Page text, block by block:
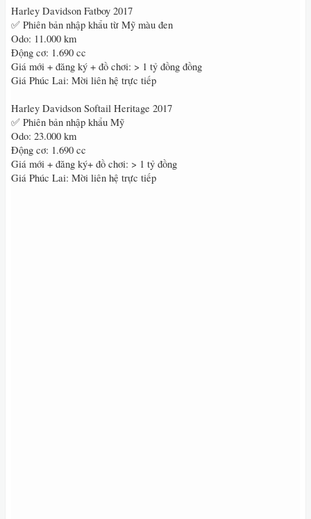
Harley Davidson Fatboy 2017
✅ Phiên bản nhập khẩu từ Mỹ màu đen
Odo: 11.000 km
Động cơ: 1.690 cc
Giá mới + đăng ký + đồ chơi: > 1 tỷ đồng đồng
Giá Phúc Lai: Mời liên hệ trực tiếp
Harley Davidson Softail Heritage 2017
✅ Phiên bản nhập khẩu Mỹ
Odo: 23.000 km
Động cơ: 1.690 cc
Giá mới + đăng ký+ đồ chơi: > 1 tỷ đồng
Giá Phúc Lai: Mời liên hệ trực tiếp